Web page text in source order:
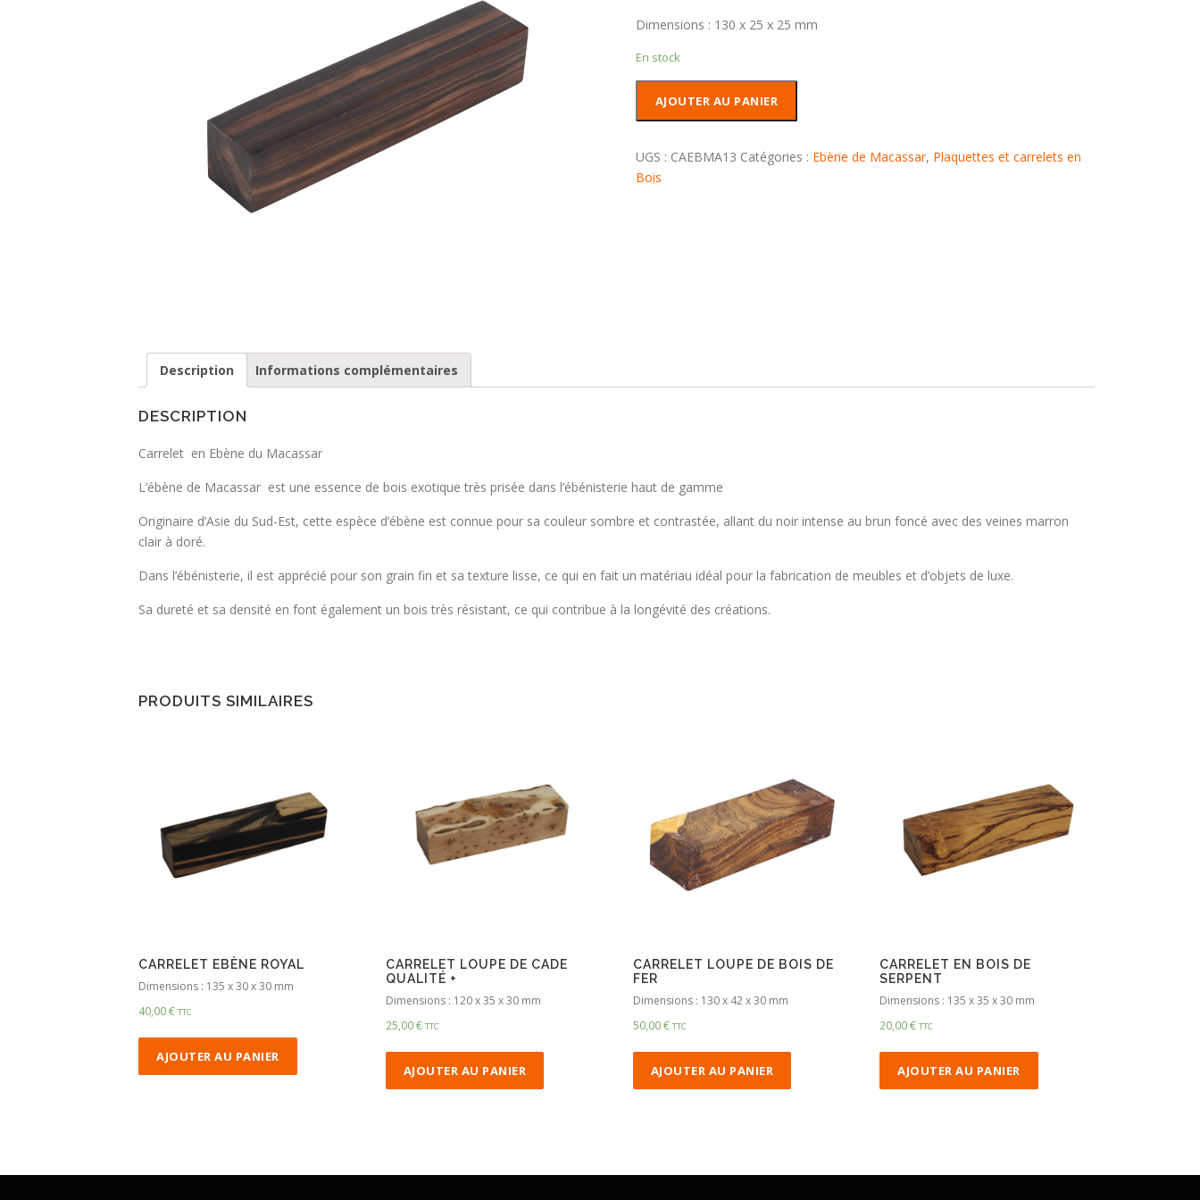
Dimensions : 130 x 25 x 25 mm
En stock
Ebène
de
AJOUTER AU PANIER
UGS : CAEBMA13 Catégories : Ebène de Macassar, Plaquettes et carrelets en
Bois
Description Informations complémentaires
DESCRIPTION
Carrelet en Ebène du Macassar
L’ébène de Macassar est une essence de bois exotique très prisée dans l’ébénisterie haut de gamme
Originaire d’Asie du Sud-Est, cette espèce d’ébène est connue pour sa couleur sombre et contrastée, allant du noir intense au brun foncé avec des veines marron
clair à doré.
Dans l’ébénisterie, il est apprécié pour son grain fin et sa texture lisse, ce qui en fait un matériau idéal pour la fabrication de meubles et d’objets de luxe.
Sa dureté et sa densité en font également un bois très résistant, ce qui contribue à la longévité des créations.
PRODUITS SIMILAIRES
CARRELET EBÈNE ROYAL
Dimensions : 135 x 30 x 30 mm
40,00€ TTC
AJOUTER AU PANIER
CARRELET LOUPE DE CADE
QUALITÉ +
Dimensions : 120 x 35 x 30 mm
25,00€ TTC
AJOUTER AU PANIER
CARRELET LOUPE DE BOIS DE
FER
Dimensions : 130 x 42 x 30 mm
50,00€ TTC
AJOUTER AU PANIER
CARRELET EN BOIS DE
SERPENT
Dimensions : 135 x 35 x 30 mm
20,00€ TTC
AJOUTER AU PANIER